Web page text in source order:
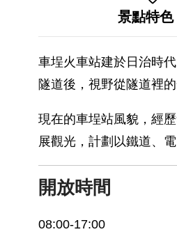
景點特色
車埕火車站建於日治時
隧道後，視野從隧道裡
現在的車埕站風貌，經
展觀光，計劃以鐵道、
開放時間
08:00-17:00